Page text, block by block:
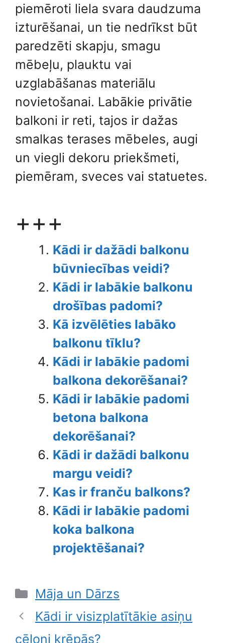
piemēroti liela svara daudzuma
izturēšanai, un tie nedrīkst būt
paredzēti skapju, smagu
mēbeļu, plauktu vai
uzglabāšanas materiālu
novietošanai. Labākie privātie
balkoni ir reti, tajos ir dažas
smalkas terases mēbeles, augi
un viegli dekoru priekšmeti,
piemēram, sveces vai statuetes.
+++
Kādi ir dažādi balkonu
būvniecības veidi?
Kādi ir labākie balkonu
drošības padomi?
Kā izvēlēties labāko
balkonu tīklu?
Kādi ir labākie padomi
balkona dekorēšanai?
Kādi ir labākie padomi
betona balkona
dekorēšanai?
Kādi ir dažādi balkonu
margu veidi?
Kas ir franču balkons?
Kādi ir labākie padomi
koka balkona
projektēšanai?
Categories
Māja un Dārzs
Kādi ir visizplatītākie asiņu
cēloņi krēpās?